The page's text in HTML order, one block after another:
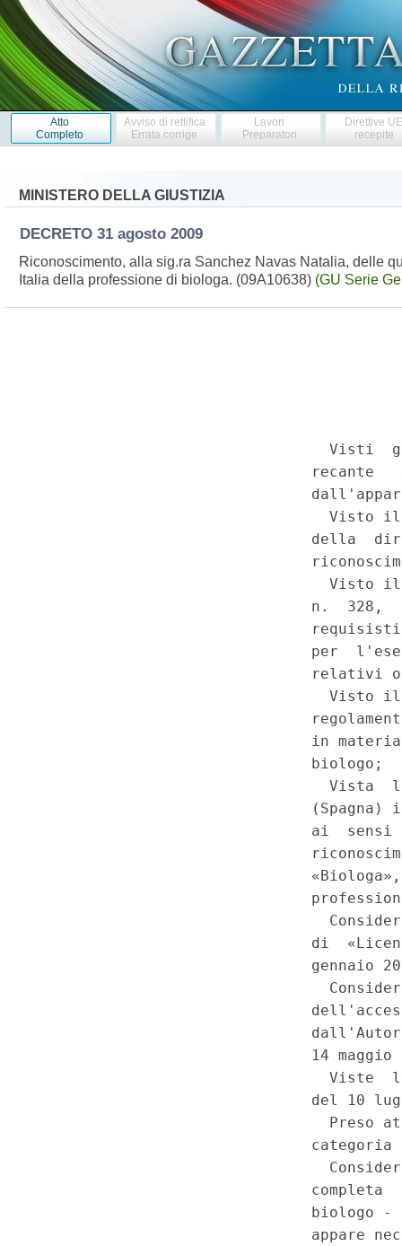
Atto
Completo
Avviso di rettifica
Errata corrige
Lavori
Preparatori
Direttive
recepite
MINISTERO DELLA GIUSTIZIA
DECRETO 31 agosto 2009
Riconoscimento, alla sig.ra Sanchez Navas Natalia, delle
Italia della professione di biologa. (09A10638) (GU Serie